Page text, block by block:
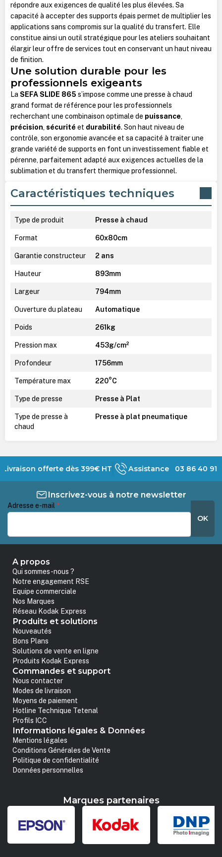
répondre aux exigences de qualité les plus élevées. Sa
capacité à accepter des supports épais permet de multiplier les
applications sans compromis sur la qualité du transfert. Elle
constitue ainsi un outil stratégique pour les ateliers souhaitant
élargir leur offre de services tout en conservant un haut niveau
de finition.
Une solution durable pour les
professionnels exigeants
La SEFA SLIDE 865 s’impose comme une presse à chaud
grand format de référence pour les professionnels
recherchant une combinaison optimale de puissance,
précision, sécurité et durabilité. Son haut niveau de
contrôle, son ergonomie avancée et sa capacité à traiter une
grande variété de supports en font un investissement fiable et
pérenne, parfaitement adapté aux exigences actuelles de la
sublimation et du transfert thermique professionnel.
Caractéristiques techniques
Type de produit Presse à chaud
Format 60x80cm
Garantie constructeur 2 ans
Hauteur 893mm
Largeur 794mm
Ouverture du plateau Automatique
Poids 261kg
Pression max 453g/cm²
Profondeur 1756mm
Température max 220°C
Type de presse Presse à Plat
Type de presse à
chaud
Presse à plat pneumatique
Livraison offerte dès 399€ HT Assistance 03 86 40 91
Inscrivez-vous à notre newsletter
Adresse e-mail *
OK
A propos
Qui sommes-nous ?
Notre engagement RSE
Equipe commerciale
Nos Marques
Réseau Kodak Express
Produits et solutions
Nouveautés
Bons Plans
Solutions de vente en ligne
Produits Kodak Express
Commandes et support
Nous contacter
Modes de livraison
Moyens de paiement
Hotline Technique Tetenal
Profils ICC
Informations légales & Données
Mentions légales
Conditions Générales de Vente
Politique de confidentialité
Données personnelles
Marques partenaires